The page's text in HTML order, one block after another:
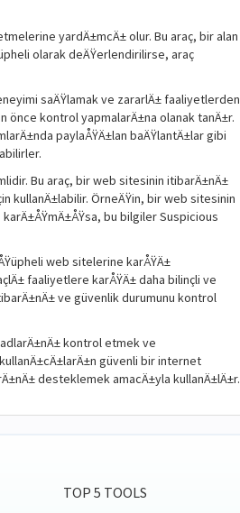
yardÄ±mcÄ± olur. Bu araç, bir alan
olarak deÄŸerlendirilirse, araç
saÄŸlamak ve zararlÄ± faaliyetlerden
önce kontrol yapmalarÄ±na olanak tanÄ±r.
paylaÅŸÄ±lan baÄŸlantÄ±lar gibi
Bu araç, bir web sitesinin itibarÄ±nÄ±
kullanÄ±labilir. ÖrneÄŸin, bir web sitesinin
bu bilgiler Suspicious
web sitelerine karÅŸÄ±
faaliyetlere karÅŸÄ± daha bilinçli ve
ve güvenlik durumunu kontrol
kontrol etmek ve
güvenli bir internet
desteklemek amacÄ±yla kullanÄ±lÄ±r.
TOP 5 TOOLS